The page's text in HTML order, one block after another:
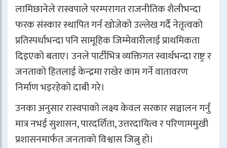
लामिछानेले रास्वपाले परम्परागत राजनीतिक शैलीभन्दा
फरक संस्कार स्थापित गर्न खोजेको उल्लेख गर्दै नेतृत्वको
प्रतिस्पर्धाभन्दा पनि सामूहिक जिम्मेवारीलाई प्राथमिकता
दिइएको बताए। उनले पार्टीभित्र व्यक्तिगत स्वार्थभन्दा राष्ट्र र
जनताको हितलाई केन्द्रमा राखेर काम गर्ने वातावरण
निर्माण भइरहेको दाबी गरे।
उनका अनुसार रास्वपाको लक्ष्य केवल सरकार सञ्चालन गर्नु
मात्र नभई सुशासन, पारदर्शिता, उत्तरदायित्व र परिणाममुखी
प्रशासनमार्फत जनताको विश्वास जित्नु हो।